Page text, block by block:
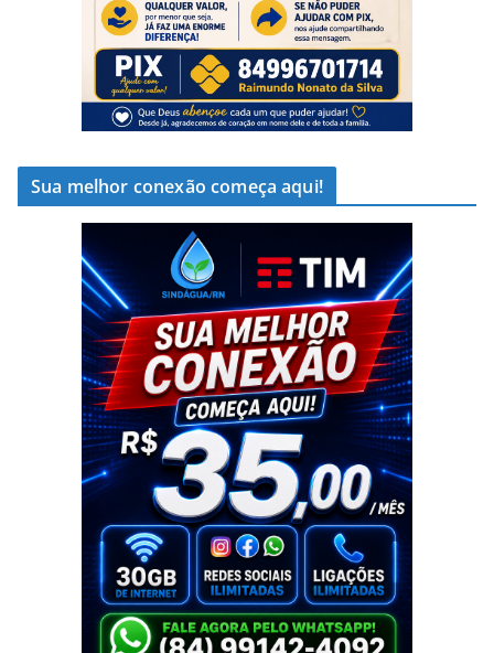
Sua melhor conexão começa aqui!